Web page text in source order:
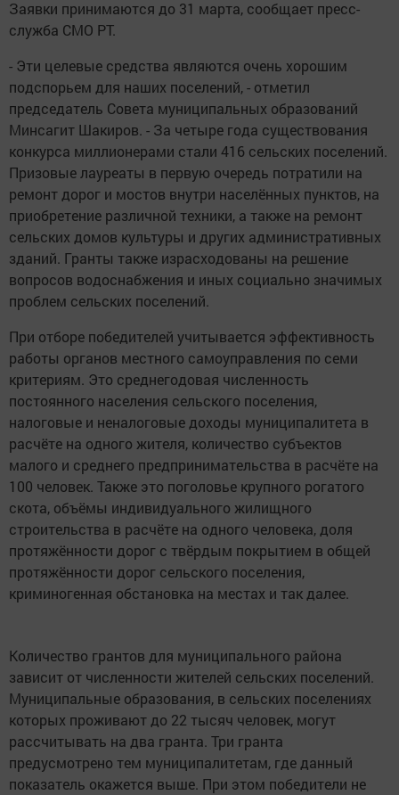
Заявки принимаются до 31 марта, сообщает пресс-
служба СМО РТ.
- Эти целевые средства являются очень хорошим
подспорьем для наших поселений, - отметил
председатель Совета муниципальных образований
Минсагит Шакиров. - За четыре года существования
конкурса миллионерами стали 416 сельских поселений.
Призовые лауреаты в первую очередь потратили на
ремонт дорог и мостов внутри населённых пунктов, на
приобретение различной техники, а также на ремонт
сельских домов культуры и других административных
зданий. Гранты также израсходованы на решение
вопросов водоснабжения и иных социально значимых
проблем сельских поселений.
При отборе победителей учитывается эффективность
работы органов местного самоуправления по семи
критериям. Это среднегодовая численность
постоянного населения сельского поселения,
налоговые и неналоговые доходы муниципалитета в
расчёте на одного жителя, количество субъектов
малого и среднего предпринимательства в расчёте на
100 человек. Также это поголовье крупного рогатого
скота, объёмы индивидуального жилищного
строительства в расчёте на одного человека, доля
протяжённости дорог с твёрдым покрытием в общей
протяжённости дорог сельского поселения,
криминогенная обстановка на местах и так далее.
Количество грантов для муниципального района
зависит от численности жителей сельских поселений.
Муниципальные образования, в сельских поселениях
которых проживают до 22 тысяч человек, могут
рассчитывать на два гранта. Три гранта
предусмотрено тем муниципалитетам, где данный
показатель окажется выше. При этом победители не